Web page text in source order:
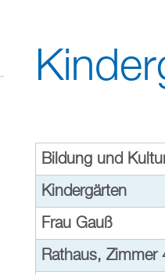
Bildung und
Kindergärten
Frau Gauß
Rathaus, Zimmer